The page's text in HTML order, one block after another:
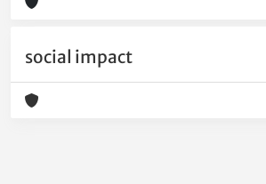
social impact